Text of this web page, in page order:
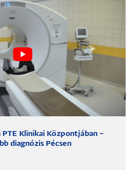
PTE Klinikai Központjában –
diagnózis Pécsen